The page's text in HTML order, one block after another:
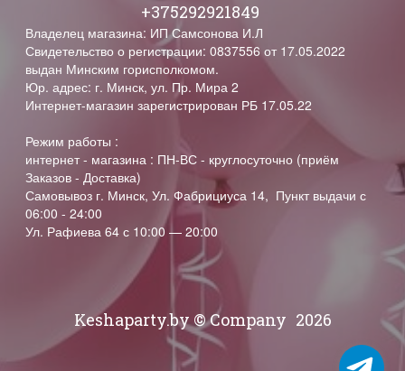
+375292921849
Владелец магазина: ИП Самсонова И.Л
Свидетельство о регистрации: 0837556 от 17.05.2022
выдан Минским горисполкомом.
Юр. адрес: г. Минск, ул. Пр. Мира 2
Интернет-магазин зарегистрирован РБ 17.05.22
Режим работы :
интернет - магазина : ПН-ВС - круглосуточно (приём
Заказов - Доставка)
Самовывоз г. Минск, Ул. Фабрициуса 14, Пункт выдачи с
06:00 - 24:00
Ул. Рафиева 64 с 10:00 — 20:00
Keshaparty.by © Company 2026